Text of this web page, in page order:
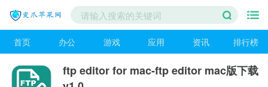
首页 办公 游戏 应用 资讯 排行榜
ftp editor for mac-ftp editor mac版下载